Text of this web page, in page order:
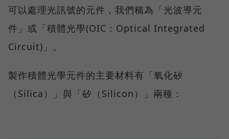
可以處理光訊號的元件，我們稱為「光波導元
件」或「積體光學(OIC：Optical Integrated
Circuit)」。
製作積體光學元件的主要材料有「氧化矽
（Silica）」與「矽（Silicon）」兩種：